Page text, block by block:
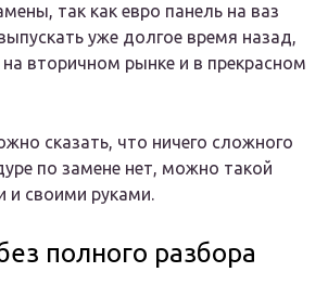
так как евро панель на ваз
уже долгое время назад,
вторичном рынке и в прекрасном
сказать, что ничего сложного
по замене нет, можно такой
и своими руками.
полного разбора